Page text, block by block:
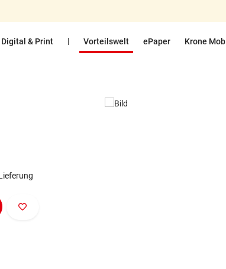
Digital & Print | Vorteilswelt ePaper Krone